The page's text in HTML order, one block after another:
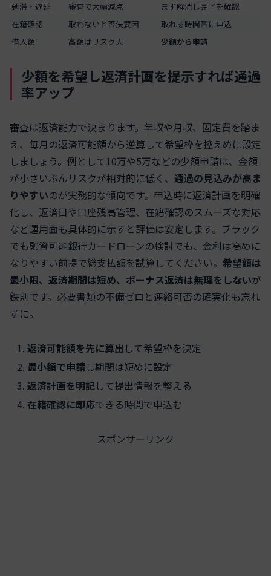
延滞・遅延
審査で大幅減点
まず解消し完了を確認
在籍確認
取れないと否決要因
取れる時間帯に申込
借入額
高額はリスク大 少額から申請
少額を希望し返済計画を提示すれば通過
率アップ
審査は返済能力で決まります。年収や月収、固定費を踏ま
え、毎月の返済可能額から逆算して希望枠を控えめに設定
しましょう。例として10万や5万などの少額申請は、金額
が小さいぶんリスクが相対的に低く、 通過の見込みが高ま
りやすいのが実務的な傾向です。申込時に返済計画を明確
化し、返済日や口座残高管理、在籍確認のスムーズな対応
など運用面も具体的に示すと評価は安定します。ブラック
でも融資可能銀行カードローンの検討でも、金利は高めに
なりやすい前提で総支払額を試算してください。 希望額は
最小限、返済期間は短め、ボーナス返済は無理をしないが
鉄則です。必要書類の不備ゼロと連絡可否の確実化も忘れ
ずに。
返済可能額を先に算出 して希望枠を決定
最小額で申請し期間は短めに設定
返済計画を明記して提出情報を整える
在籍確認に即応できる時間で申込む
スポンサーリンク